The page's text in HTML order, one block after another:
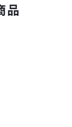
品